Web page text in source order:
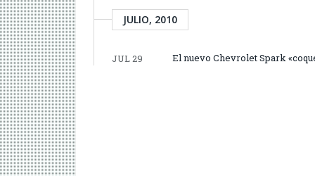
JULIO, 2010
JUL 29 El nuevo Chevrolet Spark